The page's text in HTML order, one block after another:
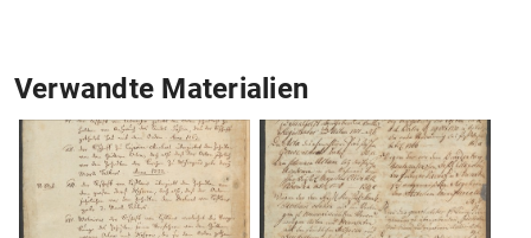
Verwandte Materialien